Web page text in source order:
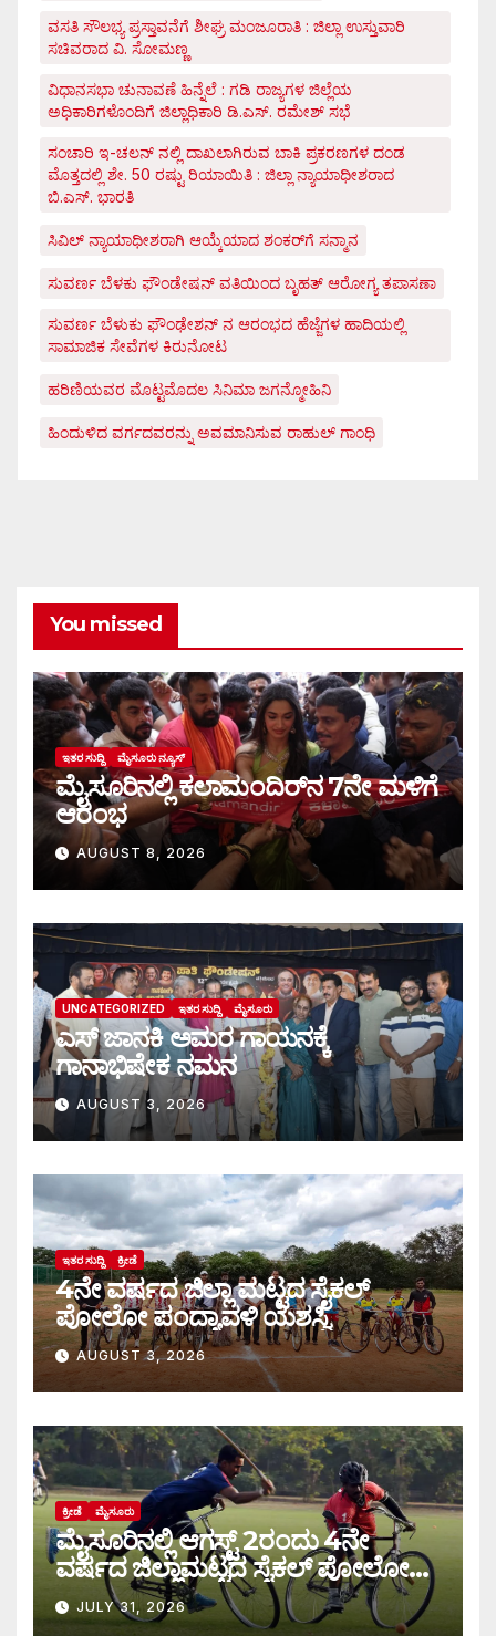
ವಸತಿ ಸೌಲಭ್ಯ ಪ್ರಸ್ತಾವನೆಗೆ ಶೀಘ್ರ ಮಂಜೂರಾತಿ : ಜಿಲ್ಲಾ ಉಸ್ತುವಾರಿ
ಸಚಿವರಾದ ವಿ. ಸೋಮಣ್ಣ
ವಿಧಾನಸಭಾ ಚುನಾವಣೆ ಹಿನ್ನೆಲೆ : ಗಡಿ ರಾಜ್ಯಗಳ ಜಿಲ್ಲೆಯ
ಅಧಿಕಾರಿಗಳೊಂದಿಗೆ ಜಿಲ್ಲಾಧಿಕಾರಿ ಡಿ.ಎಸ್. ರಮೇಶ್ ಸಭೆ
ಸಂಚಾರಿ ಇ-ಚಲನ್ ನಲ್ಲಿ ದಾಖಲಾಗಿರುವ ಬಾಕಿ ಪ್ರಕರಣಗಳ ದಂಡ
ಮೊತ್ತದಲ್ಲಿ ಶೇ. 50 ರಷ್ಟು ರಿಯಾಯಿತಿ : ಜಿಲ್ಲಾ ನ್ಯಾಯಾಧೀಶರಾದ
ಬಿ.ಎಸ್. ಭಾರತಿ
ಸಿವಿಲ್ ನ್ಯಾಯಾಧೀಶರಾಗಿ ಆಯ್ಕೆಯಾದ ಶಂಕರ್‌ಗೆ ಸನ್ಮಾನ
ಸುವರ್ಣ ಬೆಳಕು ಫೌಂಡೇಷನ್ ವತಿಯಿಂದ ಬೃಹತ್ ಆರೋಗ್ಯ ತಪಾಸಣಾ
ಸುವರ್ಣ ಬೆಳುಕು ಫೌಂಢೇಶನ್ ನ ಆರಂಭದ ಹೆಜ್ಜೆಗಳ ಹಾದಿಯಲ್ಲಿ
ಸಾಮಾಜಿಕ ಸೇವೆಗಳ ಕಿರುನೋಟ
ಹರಿಣಿಯವರ ಮೊಟ್ಟಮೊದಲ ಸಿನಿಮಾ ಜಗನ್ಮೋಹಿನಿ
ಹಿಂದುಳಿದ ವರ್ಗದವರನ್ನು ಅವಮಾನಿಸುವ ರಾಹುಲ್ ಗಾಂಧಿ
You missed
ಇತರ ಸುದ್ದಿ ಮೈಸೂರು ನ್ಯೂಸ್
ಮೈಸೂರಿನಲ್ಲಿ ಕಲಾಮಂದಿರ್‌ನ 7ನೇ ಮಳಿಗೆ
ಆರಂಭ
AUGUST 8, 2026
UNCATEGORIZED ಇತರ ಸುದ್ದಿ ಮೈಸೂರು
ಎಸ್ ಜಾನಕಿ ಅಮರ ಗಾಯನಕ್ಕೆ
ಗಾನಾಭಿಷೇಕ ನಮನ
AUGUST 3, 2026
ಇತರ ಸುದ್ದಿ ಕ್ರೀಡೆ
4ನೇ ವರ್ಷದ ಜಿಲ್ಲಾ ಮಟ್ಟದ ಸೈಕಲ್
ಪೋಲೋ ಪಂದ್ಯಾವಳಿ ಯಶಸ್ವಿ
AUGUST 3, 2026
ಕ್ರೀಡೆ ಮೈಸೂರು
ಮೈಸೂರಿನಲ್ಲಿ ಆಗಸ್ಟ್‌ 2ರಂದು 4ನೇ
ವರ್ಷದ ಜಿಲ್ಲಾಮಟ್ಟದ ಸೈಕಲ್ ಪೋಲೋ
ಪಂದ್ಯಾವಳಿ
JULY 31, 2026